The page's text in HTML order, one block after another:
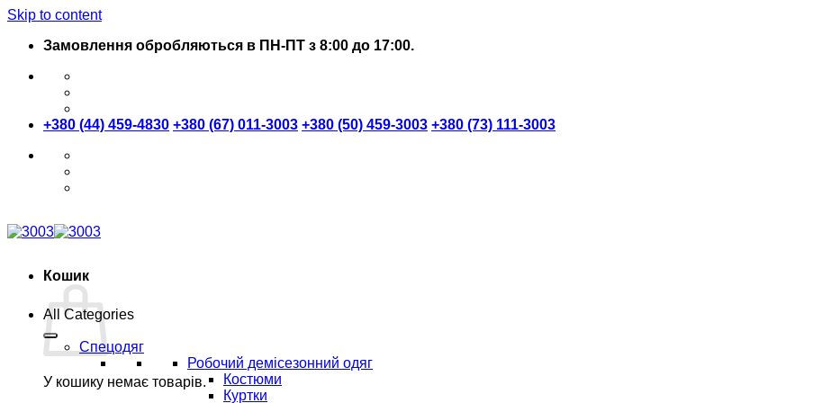
Skip to content
Замовлення обробляються в ПН-ПТ з 8:00 до 17:00.
+380 (44) 459-4830 +380 (67) 011-3003 +380 (50) 459-3003 +380 (73) 111-3003
Кошик
У кошику немає товарів.
All Categories
Спецодяг
Робочий демісезонний одяг
Костюми
Куртки